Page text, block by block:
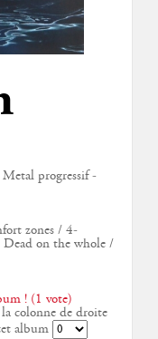
progressif -
zones / 4-
on the whole /
! (1 vote)
colonne de droite
album